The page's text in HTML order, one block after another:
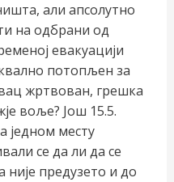
али апсолутно
на одбрани од
евакуацији
потопљен за
жртвован, грешка
воље? Још 15.5.
једном месту
се да ли да се
није предузето и до